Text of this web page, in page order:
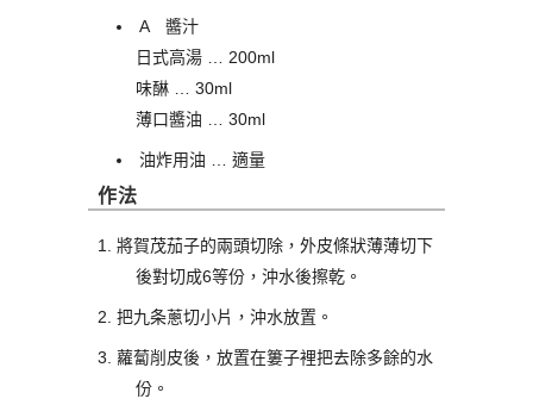
A 醬汁
日式高湯 … 200ml
味醂 … 30ml
薄口醬油 … 30ml
油炸用油 … 適量
作法
將賀茂茄子的兩頭切除，外皮條狀薄薄切下
後對切成6等份，沖水後擦乾。
把九条蔥切小片，沖水放置。
蘿蔔削皮後，放置在簍子裡把去除多餘的水
份。